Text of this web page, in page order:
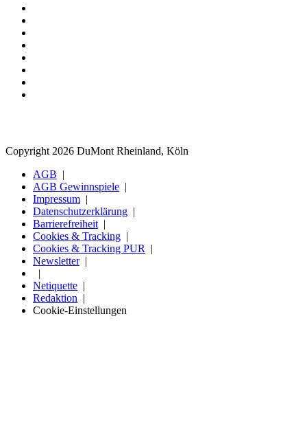
Copyright 2026 DuMont Rheinland, Köln
AGB
AGB Gewinnspiele
Impressum
Datenschutzerklärung
Barrierefreiheit
Cookies & Tracking
Cookies & Tracking PUR
Newsletter
Netiquette
Redaktion
Cookie-Einstellungen